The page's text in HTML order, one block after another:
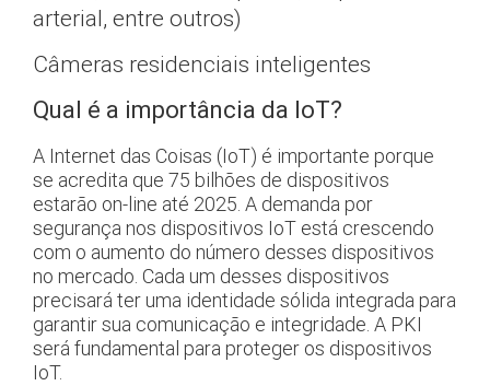
arterial, entre outros)
Câmeras residenciais inteligentes
Qual é a importância da IoT?
A Internet das Coisas (IoT) é importante porque
se acredita que 75 bilhões de dispositivos
estarão on-line até 2025. A demanda por
segurança nos dispositivos IoT está crescendo
com o aumento do número desses dispositivos
no mercado. Cada um desses dispositivos
precisará ter uma identidade sólida integrada para
garantir sua comunicação e integridade. A PKI
será fundamental para proteger os dispositivos
IoT.